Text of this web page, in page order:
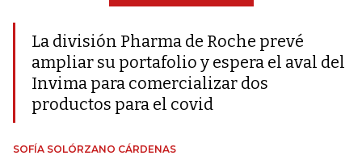
La división Pharma de Roche prevé
ampliar su portafolio y espera el aval del
Invima para comercializar dos
productos para el covid
SOFÍA SOLÓRZANO CÁRDENAS